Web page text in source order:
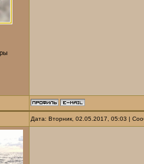
Дата: Вторник, 02.05.2017, 05:03 |